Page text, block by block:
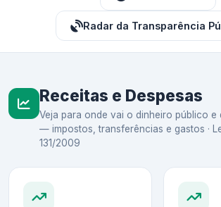
Radar da Transparência
Receitas e Despesas
Veja para onde vai o dinheiro público e
— impostos, transferências e gastos ·
131/2009